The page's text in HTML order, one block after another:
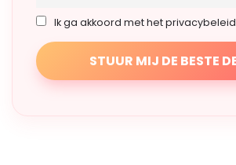
Ik ga akkoord met het privacybeleid